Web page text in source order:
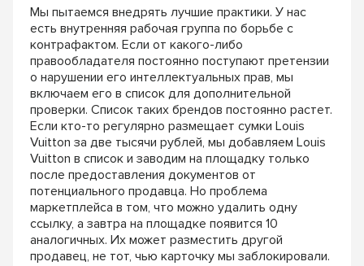
Мы пытаемся внедрять лучшие практики. У нас
есть внутренняя рабочая группа по борьбе с
контрафактом. Если от какого-либо
правообладателя постоянно поступают претензии
о нарушении его интеллектуальных прав, мы
включаем его в список для дополнительной
проверки. Список таких брендов постоянно растет.
Если кто-то регулярно размещает сумки Louis
Vuitton за две тысячи рублей, мы добавляем Louis
Vuitton в список и заводим на площадку только
после предоставления документов от
потенциального продавца. Но проблема
маркетплейса в том, что можно удалить одну
ссылку, а завтра на площадке появится 10
аналогичных. Их может разместить другой
продавец, не тот, чью карточку мы заблокировали.